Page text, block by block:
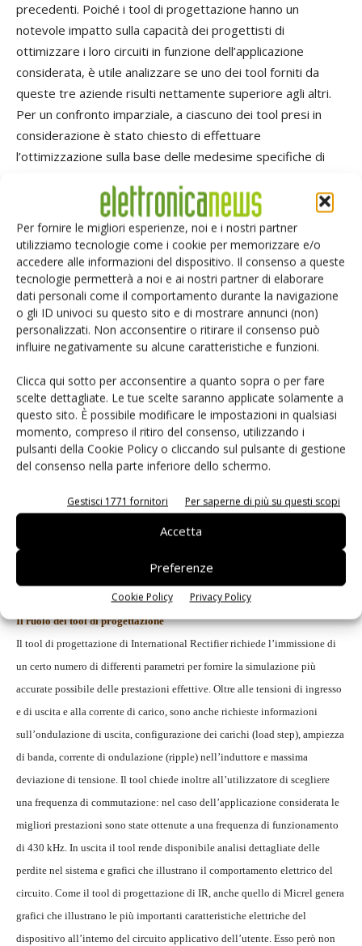
Per fornire le migliori esperienze, noi e i nostri partner
utilizziamo tecnologie come i cookie per memorizzare e/o
accedere alle informazioni del dispositivo. Il consenso a queste
tecnologie permetterà a noi e ai nostri partner di elaborare
dati personali come il comportamento durante la navigazione
o gli ID univoci su questo sito e di mostrare annunci (non)
personalizzati. Non acconsentire o ritirare il consenso può
influire negativamente su alcune caratteristiche e funzioni.
Clicca qui sotto per acconsentire a quanto sopra o per fare
scelte dettagliate. Le tue scelte saranno applicate solamente a
questo sito. È possibile modificare le impostazioni in qualsiasi
momento, compreso il ritiro del consenso, utilizzando i
pulsanti della Cookie Policy o cliccando sul pulsante di gestione
del consenso nella parte inferiore dello schermo.
Gestisci 1771 fornitori Per saperne di più su questi scopi
Accetta
Preferenze
Cookie Policy Privacy Policy
precedenti. Poiché i tool di progettazione hanno un
notevole impatto sulla capacità dei progettisti di
ottimizzare i loro circuiti in funzione dell’applicazione
considerata, è utile analizzare se uno dei tool forniti da
queste tre aziende risulti nettamente superiore agli altri.
Per un confronto imparziale, a ciascuno dei tool presi in
considerazione è stato chiesto di effettuare
l’ottimizzazione sulla base delle medesime specifiche di
Tensione di ingresso: 11,5-12,5 V o 12 V
Tensione di uscita: 3.3 V
Corrente di carico: 10 A
Una volta inseriti questi parametri base nel tool, questo
propone un elenco di componenti potenziali per la
realizzazione del circuito. Quando si seleziona un
componente, si apre una pagina relativa al prodotto che
contiene una descrizione generale del componente in
unitamente ai link che rimandano a siti dove è possibile
ottenere descrizioni più dettagliate come data sheet, note
applicative e informazioni circa le schede di valutazione.
Ciascuno dei tool presi in considerazione rende disponibile
un link denominato Start Design. Grazie ad esso è possibile
generare un progetto in tempi estremamente brevi, in
quanto l’utente deve solamente selezionare i valori di
ingresso, di uscita e del carico: la frequenza di
commutazione viene richiesta nel caso il regolatore non sia
un dispositivo a frequenza fissa.
Il ruolo dei tool di progettazione
Il tool di progettazione di International Rectifier richiede l’immissione di
un certo numero di differenti parametri per fornire la simulazione più
accurate possibile delle prestazioni effettive. Oltre alle tensioni di ingresso
e di uscita e alla corrente di carico, sono anche richieste informazioni
sull’ondulazione di uscita, configurazione dei carichi (load step), ampiezza
di banda, corrente di ondulazione (ripple) nell’induttore e massima
deviazione di tensione. Il tool chiede inoltre all’utilizzatore di scegliere
una frequenza di commutazione: nel caso dell’applicazione considerata le
migliori prestazioni sono state ottenute a una frequenza di funzionamento
di 430 kHz. In uscita il tool rende disponibile analisi dettagliate delle
perdite nel sistema e grafici che illustrano il comportamento elettrico del
circuito. Come il tool di progettazione di IR, anche quello di Micrel genera
grafici che illustrano le più importanti caratteristiche elettriche del
dispositivo all’interno del circuito applicativo dell’utente. Esso però non